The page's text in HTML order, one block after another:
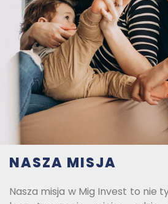
NASZA MISJA
Nasza misja w Mig Invest to nie